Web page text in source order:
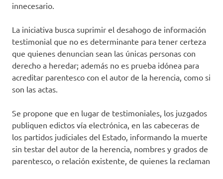
innecesario.
La iniciativa busca suprimir el desahogo de información
testimonial que no es determinante para tener certeza
que quienes denuncian sean las únicas personas con
derecho a heredar; además no es prueba idónea para
acreditar parentesco con el autor de la herencia, como si
son las actas.
Se propone que en lugar de testimoniales, los juzgados
publiquen edictos vía electrónica, en las cabeceras de
los partidos judiciales del Estado, informando la muerte
sin testar del autor de la herencia, nombres y grados de
parentesco, o relación existente, de quienes la reclaman